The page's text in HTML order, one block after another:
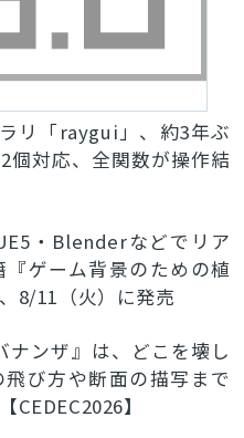
リ「raygui」、約3年ぶ
個対応、全関数が操作結
・Blenderなどでリア
ゲーム背景のための植
8/11（火）に発売
ナンザ』は、どこを壊し
び方や断面の描写まで
CEDEC2026】